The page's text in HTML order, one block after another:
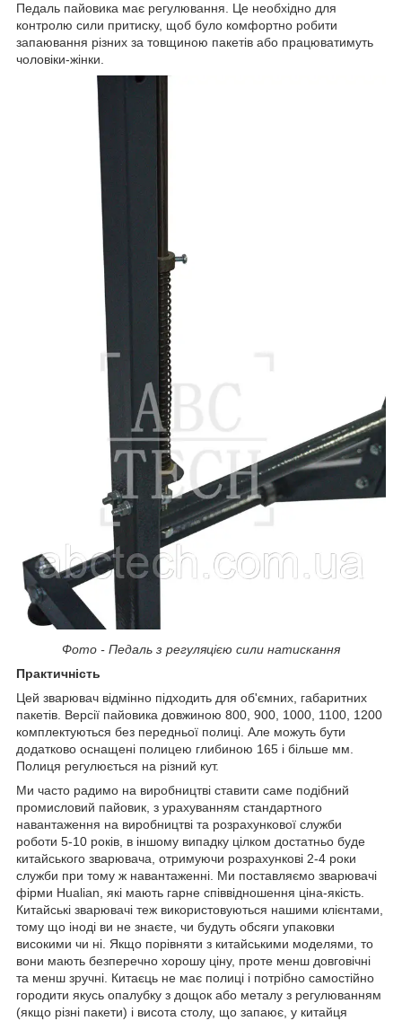
Педаль пайовика має регулювання. Це необхідно для
контролю сили притиску, щоб було комфортно робити
запаювання різних за товщиною пакетів або працюватимуть
чоловіки-жінки.
Фото - Педаль з регуляцією сили натискання
Практичність
Цей зварювач відмінно підходить для об'ємних, габаритних
пакетів. Версії пайовика довжиною 800, 900, 1000, 1100, 1200
комплектуються без передньої полиці. Але можуть бути
додатково оснащені полицею глибиною 165 і більше мм.
Полиця регулюється на різний кут.
Ми часто радимо на виробництві ставити саме подібний
промисловий пайовик, з урахуванням стандартного
навантаження на виробництві та розрахункової служби
роботи 5-10 років, в іншому випадку цілком достатньо буде
китайського зварювача, отримуючи розрахункові 2-4 роки
служби при тому ж навантаженні. Ми поставляємо зварювачі
фірми Hualian, які мають гарне співвідношення ціна-якість.
Китайські зварювачі теж використовуються нашими клієнтами,
тому що іноді ви не знаєте, чи будуть обсяги упаковки
високими чи ні. Якщо порівняти з китайськими моделями, то
вони мають безперечно хорошу ціну, проте менш довговічні
та менш зручні. Китаєць не має полиці і потрібно самостійно
городити якусь опалубку з дощок або металу з регулюванням
(якщо різні пакети) і висота столу, що запаює, у китайця